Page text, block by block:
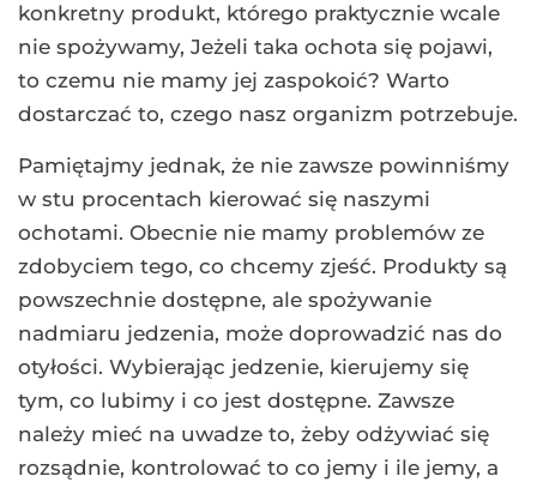
konkretny produkt, którego praktycznie wcale
nie spożywamy, Jeżeli taka ochota się pojawi,
to czemu nie mamy jej zaspokoić? Warto
dostarczać to, czego nasz organizm potrzebuje.
Pamiętajmy jednak, że nie zawsze powinniśmy
w stu procentach kierować się naszymi
ochotami. Obecnie nie mamy problemów ze
zdobyciem tego, co chcemy zjeść. Produkty są
powszechnie dostępne, ale spożywanie
nadmiaru jedzenia, może doprowadzić nas do
otyłości. Wybierając jedzenie, kierujemy się
tym, co lubimy i co jest dostępne. Zawsze
należy mieć na uwadze to, żeby odżywiać się
rozsądnie, kontrolować to co jemy i ile jemy, a